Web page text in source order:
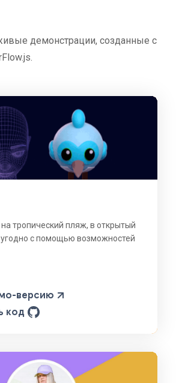
демонстрации, созданные с
тропический пляж, в открытый
угодно с помощью возможностей
версию
код